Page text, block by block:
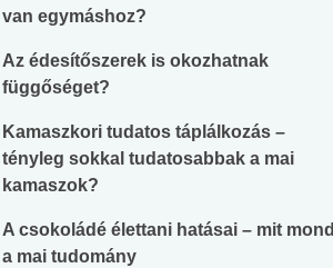
van egymáshoz?
Az édesítőszerek is okozhatnak
függőséget?
Kamaszkori tudatos táplálkozás –
tényleg sokkal tudatosabbak a mai
kamaszok?
A csokoládé élettani hatásai – mit mond
a mai tudomány